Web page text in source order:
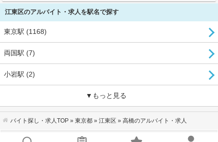
江東区のアルバイト・求人を駅名で探す
東京駅 (1168)
両国駅 (7)
小岩駅 (2)
▼もっと見る
バイト探し・求人TOP » 東京都 » 江東区 » 高橋のアルバイト・求人
会社概要 ｜個人情報の取り扱いについて お問い合わせ